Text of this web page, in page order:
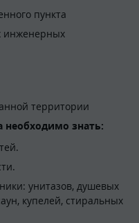
пункта
инженерных
территории
знать:
унитазов, душевых
купелей, стиральных